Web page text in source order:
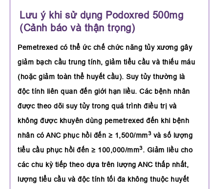
Lưu ý khi sử dụng Podoxred 500mg
(Cảnh báo và thận trọng)
Pemetrexed có thể ức chế chức năng tủy xương gây
giảm bạch cầu trung tính, giảm tiểu cầu và thiếu máu
(hoặc giảm toàn thể huyết cầu). Suy tủy thường là
độc tính liên quan đến giới hạn liều. Các bệnh nhân
được theo dõi suy tủy trong quá trình điều trị và
không được khuyên dùng pemetrexed đến khi bệnh
nhân có ANC phục hồi đến ≥ 1,500/mm3 và số lượng
tiểu cầu phục hồi đến ≥ 100,000/mm3. Giảm liều cho
các chu kỳ tiếp theo dựa trên lượng ANC thấp nhất,
lượng tiểu cầu và độc tính tối đa không thuộc huyết